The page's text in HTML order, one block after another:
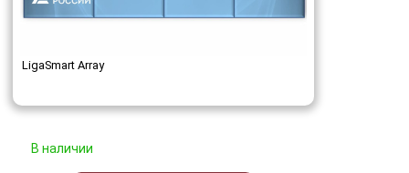
LigaSmart Array
В наличии